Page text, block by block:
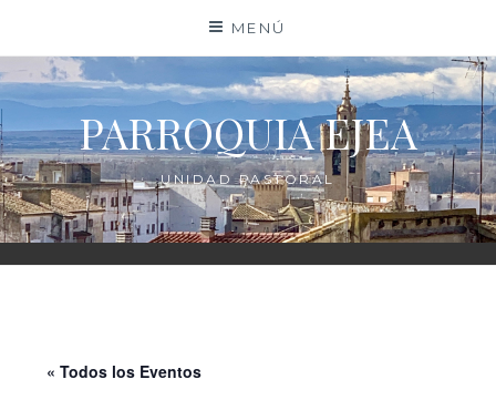
contenido
MENÚ
PARROQUIA EJEA
UNIDAD PASTORAL
« Todos los Eventos